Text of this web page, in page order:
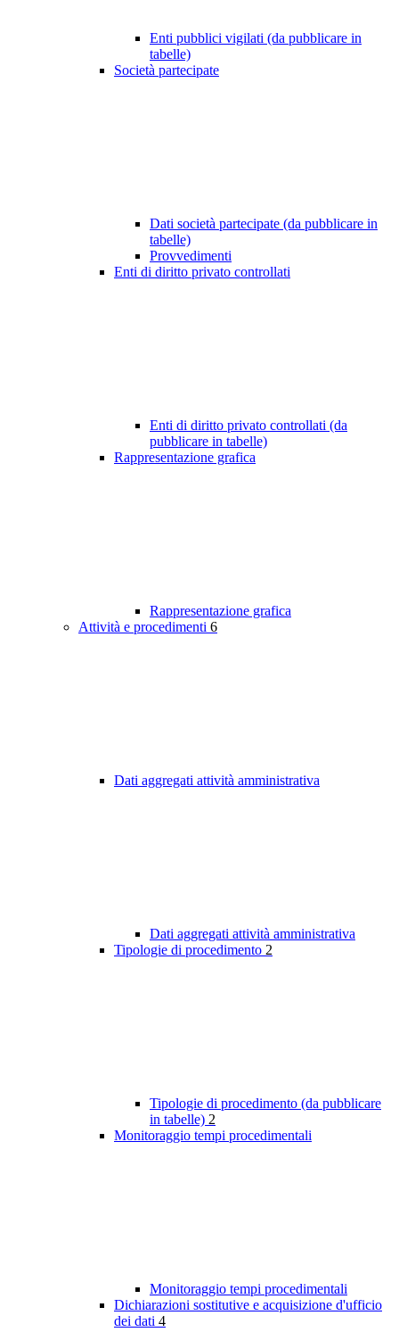
Enti pubblici vigilati (da pubblicare in
tabelle)
Società partecipate
Dati società partecipate (da pubblicare in
tabelle)
Provvedimenti
Enti di diritto privato controllati
Enti di diritto privato controllati (da
pubblicare in tabelle)
Rappresentazione grafica
Rappresentazione grafica
Attività e procedimenti 6
Dati aggregati attività amministrativa
Dati aggregati attività amministrativa
Tipologie di procedimento 2
Tipologie di procedimento (da pubblicare
in tabelle) 2
Monitoraggio tempi procedimentali
Monitoraggio tempi procedimentali
Dichiarazioni sostitutive e acquisizione d'ufficio
dei dati 4